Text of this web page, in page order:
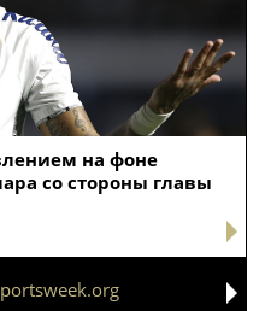
на фоне
со стороны главы